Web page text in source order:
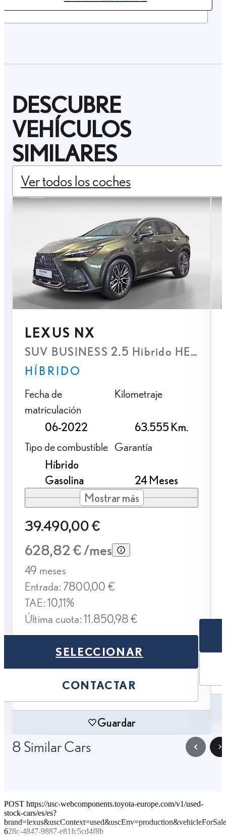
DESCUBRE
VEHÍCULOS
SIMILARES
Ver todos los coches
LEXUS NX
SUV BUSINESS 2.5 Hibrido HEV
HÍBRIDO
Fecha de
matriculación
06-2022
Kilometraje
63.555 Km.
Tipo de combustible
Híbrido
Gasolina
Garantía
24 Meses
Mostrar más
39.490,00 €
628,82 € /mes
49 meses
Entrada: 7800,00 €
TAE: 10,11%
Última cuota: 11.850,98 €
SELECCIONAR
CONTACTAR
Guardar
8 Similar Cars
POST https://usc-webcomponents.toyota-europe.com/v1/used-
stock-cars/es/es?
628c-4847-9887-e81fc5cd4f8b